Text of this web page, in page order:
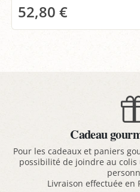
52,80 €
Cadeau
Pour les cadeaux et paniers
possibilité de joindre au colis
Livraison effectuée en